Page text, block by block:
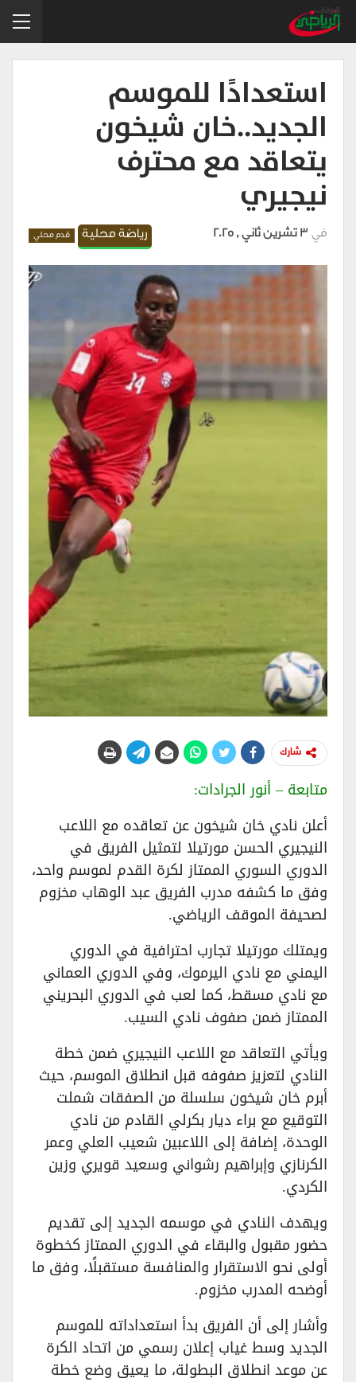
استعدادًا للموسم
الجديد..خان شيخون
يتعاقد مع محترف
نيجيري
رياضة محلية قدم محلي في 3 تشرين ثاني , 2025
شارك
متابعة – أنور الجرادات:
أعلن نادي خان شيخون عن تعاقده مع اللاعب
النيجيري الحسن مورتيلا لتمثيل الفريق في
الدوري السوري الممتاز لكرة القدم لموسم واحد،
وفق ما كشفه مدرب الفريق عبد الوهاب مخزوم
لصحيفة الموقف الرياضي.
ويمتلك مورتيلا تجارب احترافية في الدوري
اليمني مع نادي اليرموك، وفي الدوري العماني
مع نادي مسقط، كما لعب في الدوري البحريني
الممتاز ضمن صفوف نادي السيب.
ويأتي التعاقد مع اللاعب النيجيري ضمن خطة
النادي لتعزيز صفوفه قبل انطلاق الموسم، حيث
أبرم خان شيخون سلسلة من الصفقات شملت
التوقيع مع براء ديار بكرلي القادم من نادي
الوحدة، إضافة إلى اللاعبين شعيب العلي وعمر
الكرنازي وإبراهيم رشواني وسعيد قويري وزين
الكردي.
ويهدف النادي في موسمه الجديد إلى تقديم
حضور مقبول والبقاء في الدوري الممتاز كخطوة
أولى نحو الاستقرار والمنافسة مستقبلًا، وفق ما
أوضحه المدرب مخزوم.
وأشار إلى أن الفريق بدأ استعداداته للموسم
الجديد وسط غياب إعلان رسمي من اتحاد الكرة
عن موعد انطلاق البطولة، ما يعيق وضع خطة